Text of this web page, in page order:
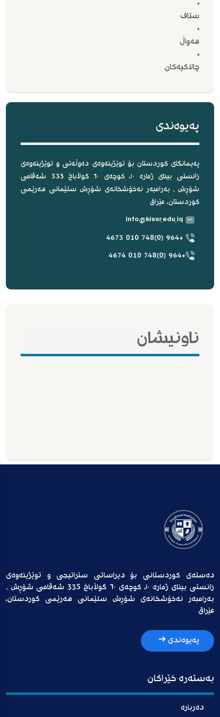
ستاف
هەواڵ
چالاکیەکان
پەیوەندی
پەیمانگای کوردستان بۆ توێژینەوەی دەوڵەتی و توێژینەوەی
زانستی بینای ژمارە ١٠، کوچەی ٦٠ گوڵاباخ 335 شەقامی
شۆڕش , بەرامبەر نەخۆشخانەی شۆڕش سلێمانی هەرێمی
کوردستان، عێراق
info@kissr.edu.iq
+964 (0)748 010 4673
+964 (0)748 010 4674
ناونیشان
دەستەی کوردستانی بۆ دیراساتی ستراتیجی و توێژینەوەی
زانستی بینای ژمارە ١٠، کوچەی ٦٠ گوڵاباخ 335 شەقامی شۆڕش ,
بەرامبەر نەخۆشخانەی شۆڕش سلێمانی هەرێمی کوردستان،
عێراق
پەیوەندی
بەستەرە خێراکان
دەربارە